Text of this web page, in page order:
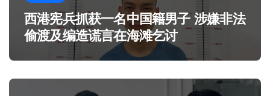
西港宪兵抓获一名中国籍男子 涉嫌非法
偷渡及编造谎言在海滩乞讨